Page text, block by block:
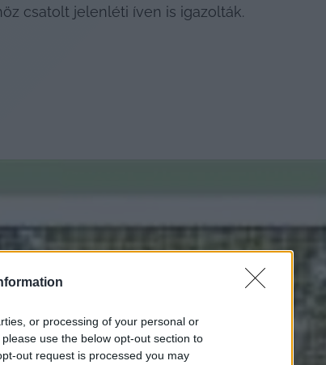
or processing of your personal or
use the below opt-out section to
out request is processed you may
csatolt jelenléti íven is igazolták.